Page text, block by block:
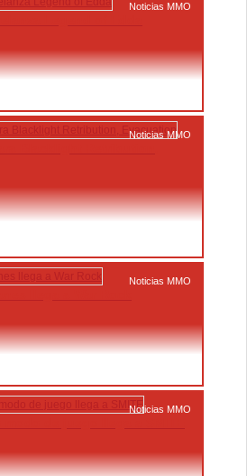
Noticias MMO
Noticias MMO
Noticias MMO
Noticias MMO